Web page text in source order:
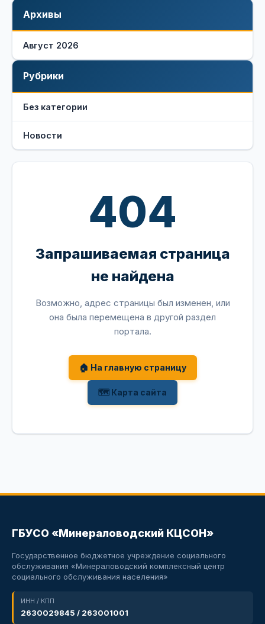
Архивы
Август 2026
Рубрики
Без категории
Новости
404
Запрашиваемая страница
не найдена
Возможно, адрес страницы был изменен, или
она была перемещена в другой раздел
портала.
🏠 На главную страницу
🗺 Карта сайта
ГБУСО «Минераловодский КЦСОН»
Государственное бюджетное учреждение социального
обслуживания «Минераловодский комплексный центр
социального обслуживания населения»
ИНН / КПП
2630029845 / 263001001